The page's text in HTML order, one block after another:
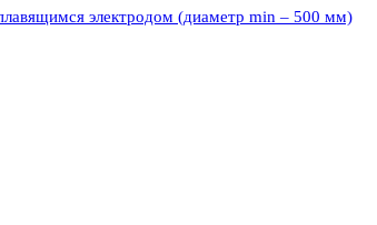
электродом (диаметр min – 500 мм)